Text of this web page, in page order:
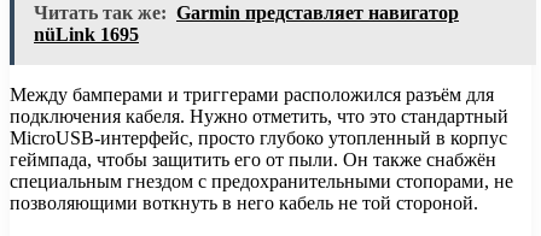
Читать так же: Garmin представляет навигатор
nüLink 1695
Между бамперами и триггерами расположился разъём для
подключения кабеля. Нужно отметить, что это стандартный
MicroUSB-интерфейс, просто глубоко утопленный в корпус
геймпада, чтобы защитить его от пыли. Он также снабжён
специальным гнездом с предохранительными стопорами, не
позволяющими воткнуть в него кабель не той стороной.